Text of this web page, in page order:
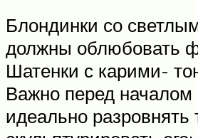
Блондинки со
должны облюбовать
Шатенки с карими-
Важно перед
идеально разровнять